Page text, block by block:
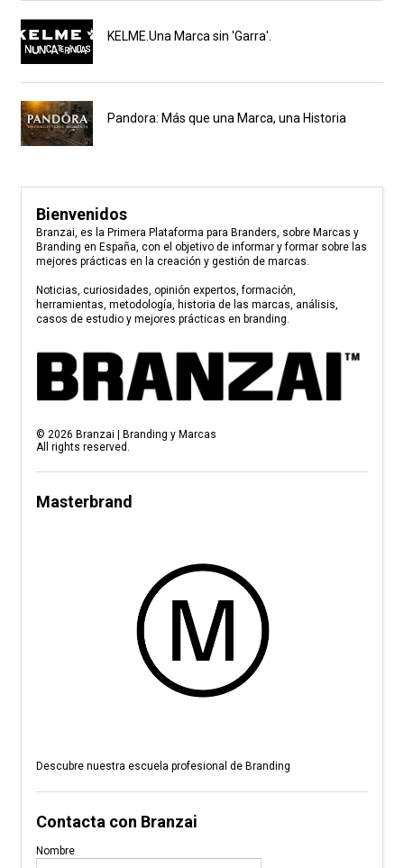
KELME.Una Marca sin 'Garra'.
Pandora: Más que una Marca, una Historia
Bienvenidos
Branzai, es la Primera Plataforma para Branders, sobre Marcas y
Branding en España, con el objetivo de informar y formar sobre las
mejores prácticas en la creación y gestión de marcas.
Noticias, curiosidades, opinión expertos, formación,
herramientas, metodología, historia de las marcas, análisis,
casos de estudio y mejores prácticas en branding.
© 2026 Branzai | Branding y Marcas
All rights reserved.
Masterbrand
Descubre nuestra escuela profesional de Branding
Contacta con Branzai
Nombre